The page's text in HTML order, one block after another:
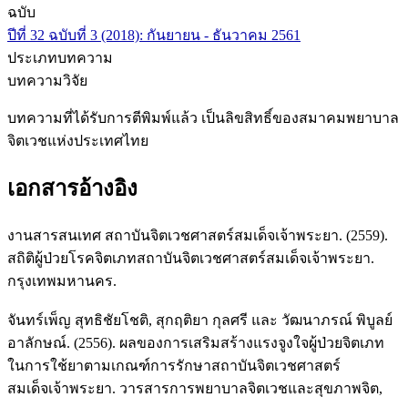
ฉบับ
ปีที่ 32 ฉบับที่ 3 (2018): กันยายน - ธันวาคม 2561
ประเภทบทความ
บทความวิจัย
บทความที่ได้รับการตีพิมพ์แล้ว เป็นลิขสิทธิ์ของสมาคมพยาบาล
จิตเวชแห่งประเทศไทย
เอกสารอ้างอิง
งานสารสนเทศ สถาบันจิตเวชศาสตร์สมเด็จเจ้าพระยา. (2559).
สถิติผู้ป่วยโรคจิตเภทสถาบันจิตเวชศาสตร์สมเด็จเจ้าพระยา.
กรุงเทพมหานคร.
จันทร์เพ็ญ สุทธิชัยโชติ, สุกฤติยา กุลศรี และ วัฒนาภรณ์ พิบูลย์
อาลักษณ์. (2556). ผลของการเสริมสร้างแรงจูงใจผู้ป่วยจิตเภท
ในการใช้ยาตามเกณฑ์การรักษาสถาบันจิตเวชศาสตร์
สมเด็จเจ้าพระยา. วารสารการพยาบาลจิตเวชและสุขภาพจิต,